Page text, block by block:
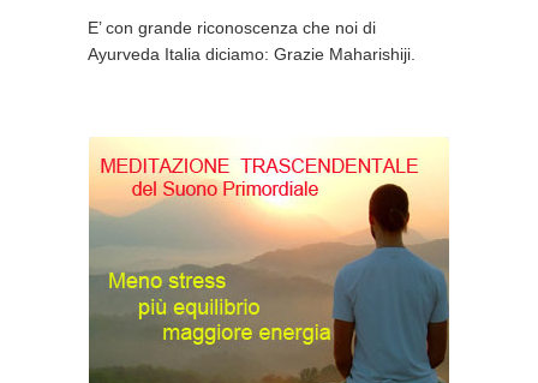
E’ con grande riconoscenza che noi di
Ayurveda Italia diciamo: Grazie Maharishiji.